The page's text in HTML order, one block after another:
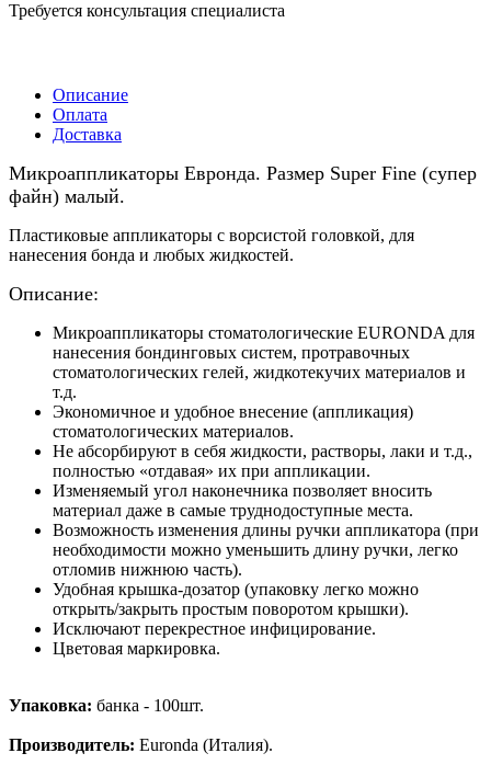
Требуется консультация специалиста
Описание
Оплата
Доставка
Микроаппликаторы Евронда. Размер Super Fine (супер
файн) малый.
Пластиковые аппликаторы с ворсистой головкой, для
нанесения бонда и любых жидкостей.
Описание:
Микроаппликаторы стоматологические EURONDA для
нанесения бондинговых систем, протравочных
стоматологических гелей, жидкотекучих материалов и
т.д.
Экономичное и удобное внесение (аппликация)
стоматологических материалов.
Не абсорбируют в себя жидкости, растворы, лаки и т.д.,
полностью «отдавая» их при аппликации.
Изменяемый угол наконечника позволяет вносить
материал даже в самые труднодоступные места.
Возможность изменения длины ручки аппликатора (при
необходимости можно уменьшить длину ручки, легко
отломив нижнюю часть).
Удобная крышка-дозатор (упаковку легко можно
открыть/закрыть простым поворотом крышки).
Исключают перекрестное инфицирование.
Цветовая маркировка.
Упаковка: банка - 100шт.
Производитель: Euronda (Италия).